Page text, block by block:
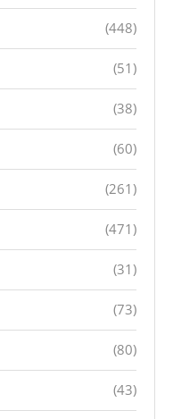
(448)
(51)
(38)
(60)
(261)
(471)
(31)
(73)
(80)
(43)